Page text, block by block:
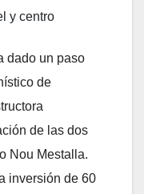
y centro
dado un paso
de
de las dos
Nou Mestalla.
inversión de 60